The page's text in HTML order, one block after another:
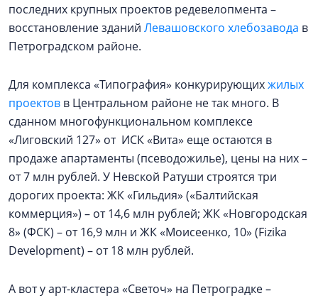
последних крупных проектов редевелопмента –
восстановление зданий Левашовского хлебозавода в
Петроградском районе.
Для комплекса «Типография» конкурирующихжилых
проектов в Центральном районе не так много. В
сданном многофункциональном комплексе
«Лиговский 127» от ИСК «Вита» еще остаются в
продаже апартаменты (псеводожилье), цены на них –
от 7 млн рублей. У Невской Ратуши строятся три
дорогих проекта: ЖК «Гильдия» («Балтийская
коммерция») – от 14,6 млн рублей; ЖК «Новгородская
8» (ФСК) – от 16,9 млн и ЖК «Моисеенко, 10» (Fizika
Development) – от 18 млн рублей.
А вот у арт-кластера «Светоч» на Петроградке –